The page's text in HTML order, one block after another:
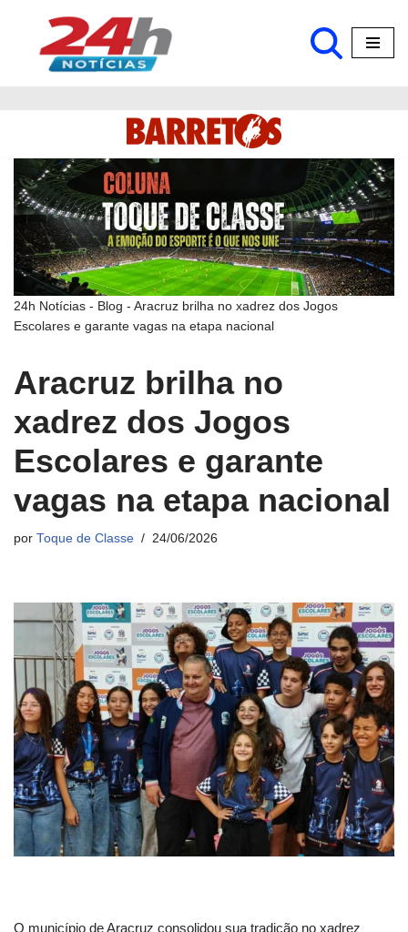
Pular
24h Notícias - Blog - Aracruz brilha no xadrez dos Jogos
Escolares e garante vagas na etapa nacional
Aracruz brilha no
xadrez dos Jogos
Escolares e garante
vagas na etapa nacional
por Toque de Classe 24/06/2026
O município de Aracruz consolidou sua tradição no xadrez